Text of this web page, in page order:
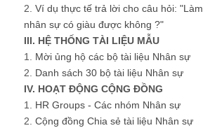
2. Ví dụ thực tế trả lời cho câu hỏi: "Làm
nhân sự có giàu được không ?"
III. HỆ THỐNG TÀI LIỆU MẪU
1. Mời ủng hộ các bộ tài liệu Nhân sự
2. Danh sách 30 bộ tài liệu Nhân sự
IV. HOẠT ĐỘNG CỘNG ĐỒNG
1. HR Groups - Các nhóm Nhân sự
2. Cộng đồng Chia sẻ tài liệu Nhân sự